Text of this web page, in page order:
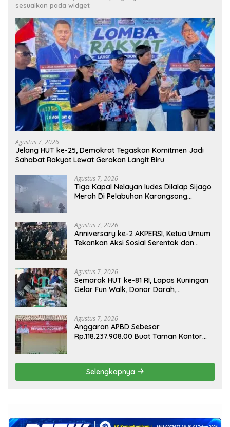
sesuaikan pada widget
Agustus 7, 2026
Jelang HUT ke-25, Demokrat Tegaskan Komitmen Jadi
Sahabat Rakyat Lewat Gerakan Langit Biru
Agustus 7, 2026
Tiga Kapal Nelayan ludes Dilalap Sijago
Merah Di Pelabuhan Karangsong
Agustus 7, 2026
Anniversary ke-2 AKPERSI, Ketua Umum
Tekankan Aksi Sosial Serentak dan
Agustus 7, 2026
Semarak HUT ke-81 RI, Lapas Kuningan
Gelar Fun Walk, Donor Darah,
Agustus 7, 2026
Anggaran APBD Sebesar
Rp.118.237.908.00 Buat Taman Kantor
Terbuka!
Selengkapnya